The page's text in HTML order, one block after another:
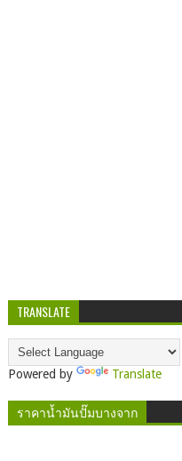
TRANSLATE
Powered by Translate
ราคาน้ำมันปั๊มบางจาก